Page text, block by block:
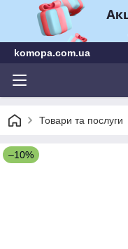
komopa.com.ua
Товари та послуги
–10%